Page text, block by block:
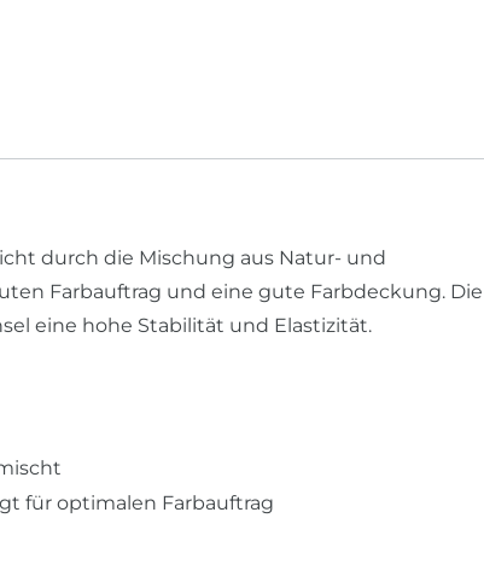
durch die Mischung aus Natur- und
Farbauftrag und eine gute Farbdeckung. Die
eine hohe Stabilität und Elastizität.
für optimalen Farbauftrag